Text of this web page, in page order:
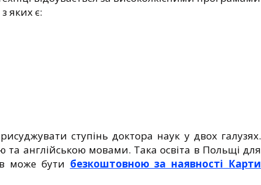
яких є:
ступінь доктора наук у двох галузях.
та англійською мовами. Така освіта в Польщі для
може бути безкоштовною за наявності Карти